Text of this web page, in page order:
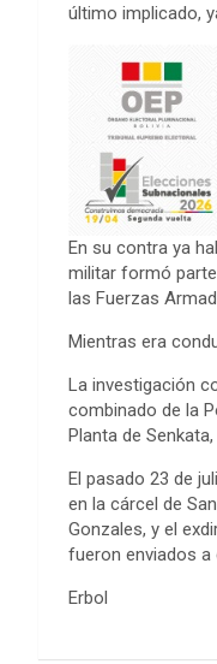
último implicado,
En su contra ya
militar formó
las Fuerzas
Mientras era
La investigación
combinado de la
Planta de
El pasado 23 de
en la cárcel de
Gonzales, y el
fueron enviados a
Erbol